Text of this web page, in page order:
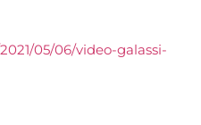
2021/05/06/video-galassi-